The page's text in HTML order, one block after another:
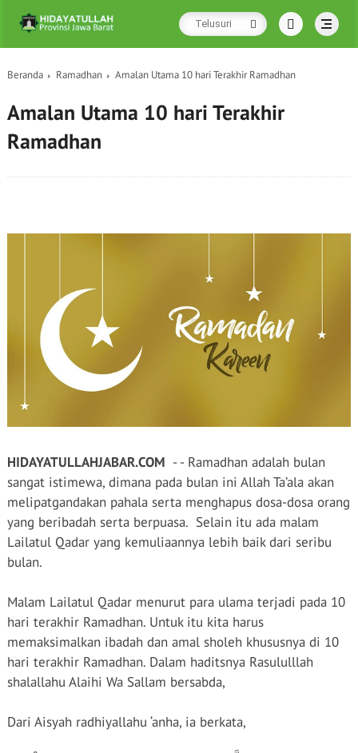
Beranda Ramadhan Amalan Utama 10 hari Terakhir Ramadhan
Amalan Utama 10 hari Terakhir
Ramadhan
HIDAYATULLAHJABAR.COM - - Ramadhan adalah bulan
sangat istimewa, dimana pada bulan ini Allah Ta’ala akan
melipatgandakan pahala serta menghapus dosa-dosa orang
yang beribadah serta berpuasa. Selain itu ada malam
Lailatul Qadar yang kemuliaannya lebih baik dari seribu
bulan.
Malam Lailatul Qadar menurut para ulama terjadi pada 10
hari terakhir Ramadhan. Untuk itu kita harus
memaksimalkan ibadah dan amal sholeh khususnya di 10
hari terakhir Ramadhan. Dalam haditsnya Rasululllah
shalallahu Alaihi Wa Sallam bersabda,
Dari Aisyah radhiyallahu ‘anha, ia berkata,